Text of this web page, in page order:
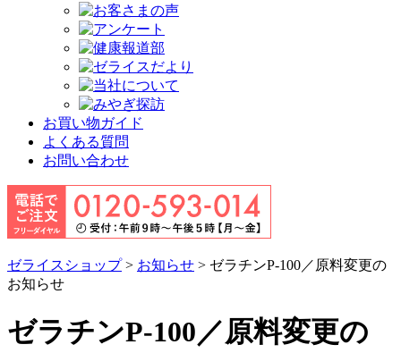
お買い物ガイド
よくある質問
お問い合わせ
ゼライスショップ> お知らせ > ゼラチンP-100／原料変更の
お知らせ
ゼラチンP-100／原料変更の